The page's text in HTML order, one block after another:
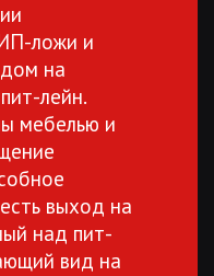
ложи и
на
лейн.
мебелью и
выход на
над пит-
вид на